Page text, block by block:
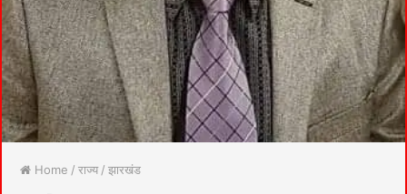
Home / राज्य / झारखंड